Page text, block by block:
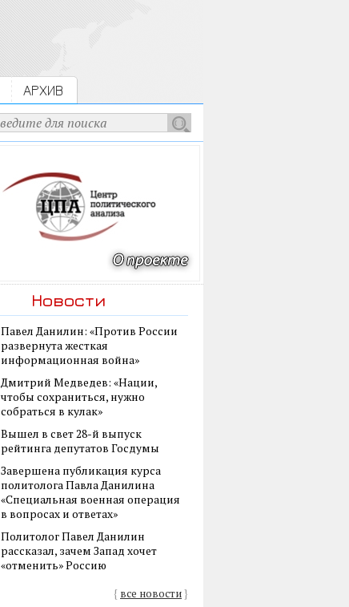
АРХИВ
Новости
Павел Данилин: «Против России
развернута жесткая
информационная война»
Дмитрий Медведев: «Нации,
чтобы сохраниться, нужно
собраться в кулак»
Вышел в свет 28-й выпуск
рейтинга депутатов Госдумы
Завершена публикация курса
политолога Павла Данилина
«Специальная военная операция
в вопросах и ответах»
Политолог Павел Данилин
рассказал, зачем Запад хочет
«отменить» Россию
{ все новости}